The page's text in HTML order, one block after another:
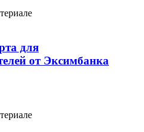
для
от Эксимбанка